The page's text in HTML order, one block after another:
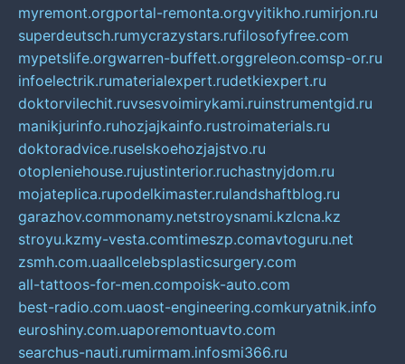
myremont.orgportal-remonta.orgvyitikho.rumirjon.ru
superdeutsch.rumycrazystars.rufilosofyfree.com
mypetslife.orgwarren-buffett.orggreleon.comsp-or.ru
infoelectrik.rumaterialexpert.rudetkiexpert.ru
doktorvilechit.ruvsesvoimirykami.ruinstrumentgid.ru
manikjurinfo.ruhozjajkainfo.rustroimaterials.ru
doktoradvice.ruselskoehozjajstvo.ru
otopleniehouse.rujustinterior.ruchastnyjdom.ru
mojateplica.rupodelkimaster.rulandshaftblog.ru
garazhov.commonamy.netstroysnami.kzlcna.kz
stroyu.kzmy-vesta.comtimeszp.comavtoguru.net
zsmh.com.uaallcelebsplasticsurgery.com
all-tattoos-for-men.compoisk-auto.com
best-radio.com.uaost-engineering.comkuryatnik.info
euroshiny.com.uaporemontuavto.com
searchus-nauti.rumirmam.infosmi366.ru